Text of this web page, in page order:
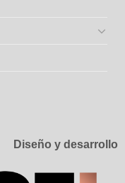
Diseño y desarrollo